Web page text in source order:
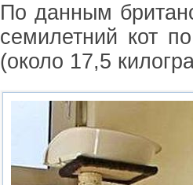
По данным
семилетний кот
(около 17,5